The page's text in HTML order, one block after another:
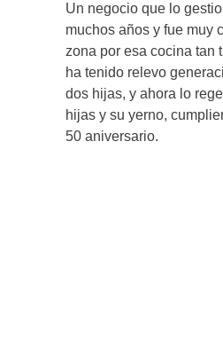
Un negocio que lo
muchos años y fue muy
zona por esa cocina tan
ha tenido relevo
dos hijas, y ahora lo
hijas y su yerno,
50 aniversario.